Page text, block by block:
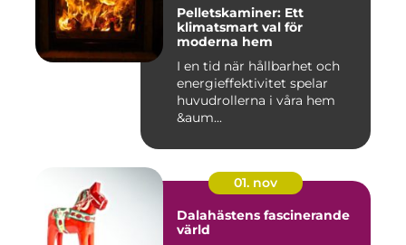
Pelletskaminer: Ett
klimatsmart val för
moderna hem
I en tid när hållbarhet och
energieffektivitet spelar
huvudrollerna i våra hem
&aum...
01. nov
Dalahästens fascinerande
värld